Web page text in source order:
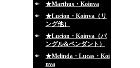
★Marthus・Koinva
★Lucion・Koinva（リ
ング他）
★Lucion・Koinva（バ
ングル&ペンダント）
★Melinda・Lucas・Koi
nva